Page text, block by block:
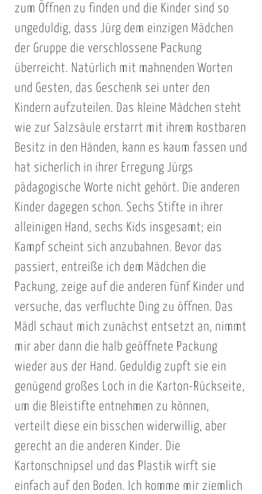
zum Öffnen zu finden und die Kinder sind so
ungeduldig, dass Jürg dem einzigen Mädchen
der Gruppe die verschlossene Packung
überreicht. Natürlich mit mahnenden Worten
und Gesten, das Geschenk sei unter den
Kindern aufzuteilen. Das kleine Mädchen steht
wie zur Salzsäule erstarrt mit ihrem kostbaren
Besitz in den Händen, kann es kaum fassen und
hat sicherlich in ihrer Erregung Jürgs
pädagogische Worte nicht gehört. Die anderen
Kinder dagegen schon. Sechs Stifte in ihrer
alleinigen Hand, sechs Kids insgesamt; ein
Kampf scheint sich anzubahnen. Bevor das
passiert, entreiße ich dem Mädchen die
Packung, zeige auf die anderen fünf Kinder und
versuche, das verfluchte Ding zu öffnen. Das
Mädl schaut mich zunächst entsetzt an, nimmt
mir aber dann die halb geöffnete Packung
wieder aus der Hand. Geduldig zupft sie ein
genügend großes Loch in die Karton-Rückseite,
um die Bleistifte entnehmen zu können,
verteilt diese ein bisschen widerwillig, aber
gerecht an die anderen Kinder. Die
Kartonschnipsel und das Plastik wirft sie
einfach auf den Boden. Ich komme mir ziemlich